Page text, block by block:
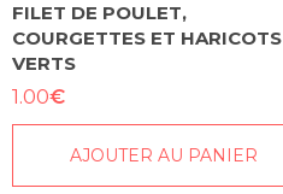
FILET DE POULET,
COURGETTES ET HARICOTS
VERTS
1.00€
AJOUTER AU PANIER